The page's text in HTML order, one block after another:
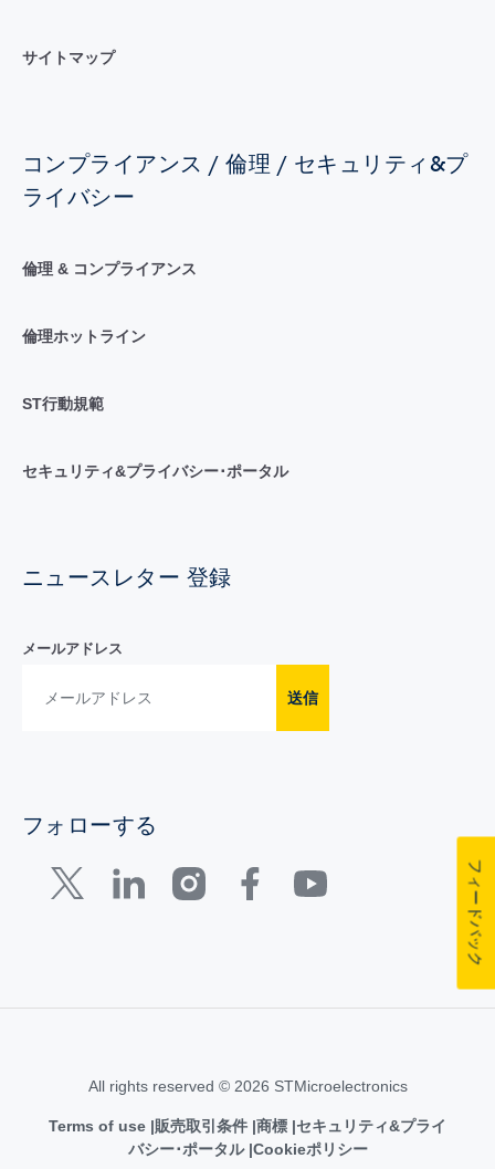
サイトマップ
コンプライアンス / 倫理 / セキュリティ&プ
ライバシー
倫理 & コンプライアンス
倫理ホットライン
ST行動規範
セキュリティ&プライバシー･ポータル
ニュースレター 登録
メールアドレス
送信
フォローする
All rights reserved © 2026 STMicroelectronics
Terms of use 販売取引条件 商標 セキュリティ&プライ
バシー･ポータル Cookieポリシー
フィードバック